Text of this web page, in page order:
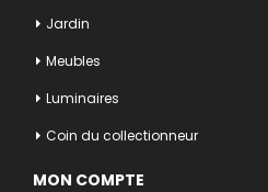
Jardin
Meubles
Luminaires
Coin du collectionneur
MON COMPTE